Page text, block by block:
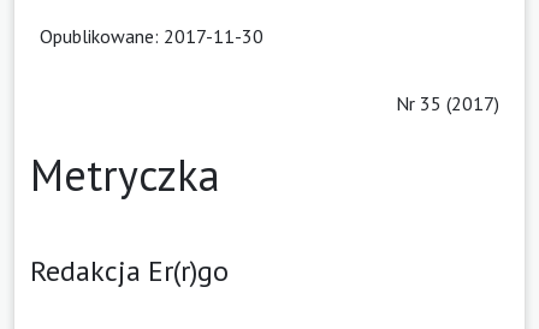
Opublikowane: 2017-11-30
Nr 35 (2017)
Metryczka
Redakcja Er(r)go